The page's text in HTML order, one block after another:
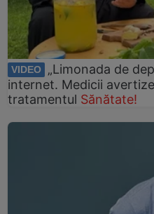
VIDEO
„Limonada de
internet. Medicii
tratamentul Sănătate!